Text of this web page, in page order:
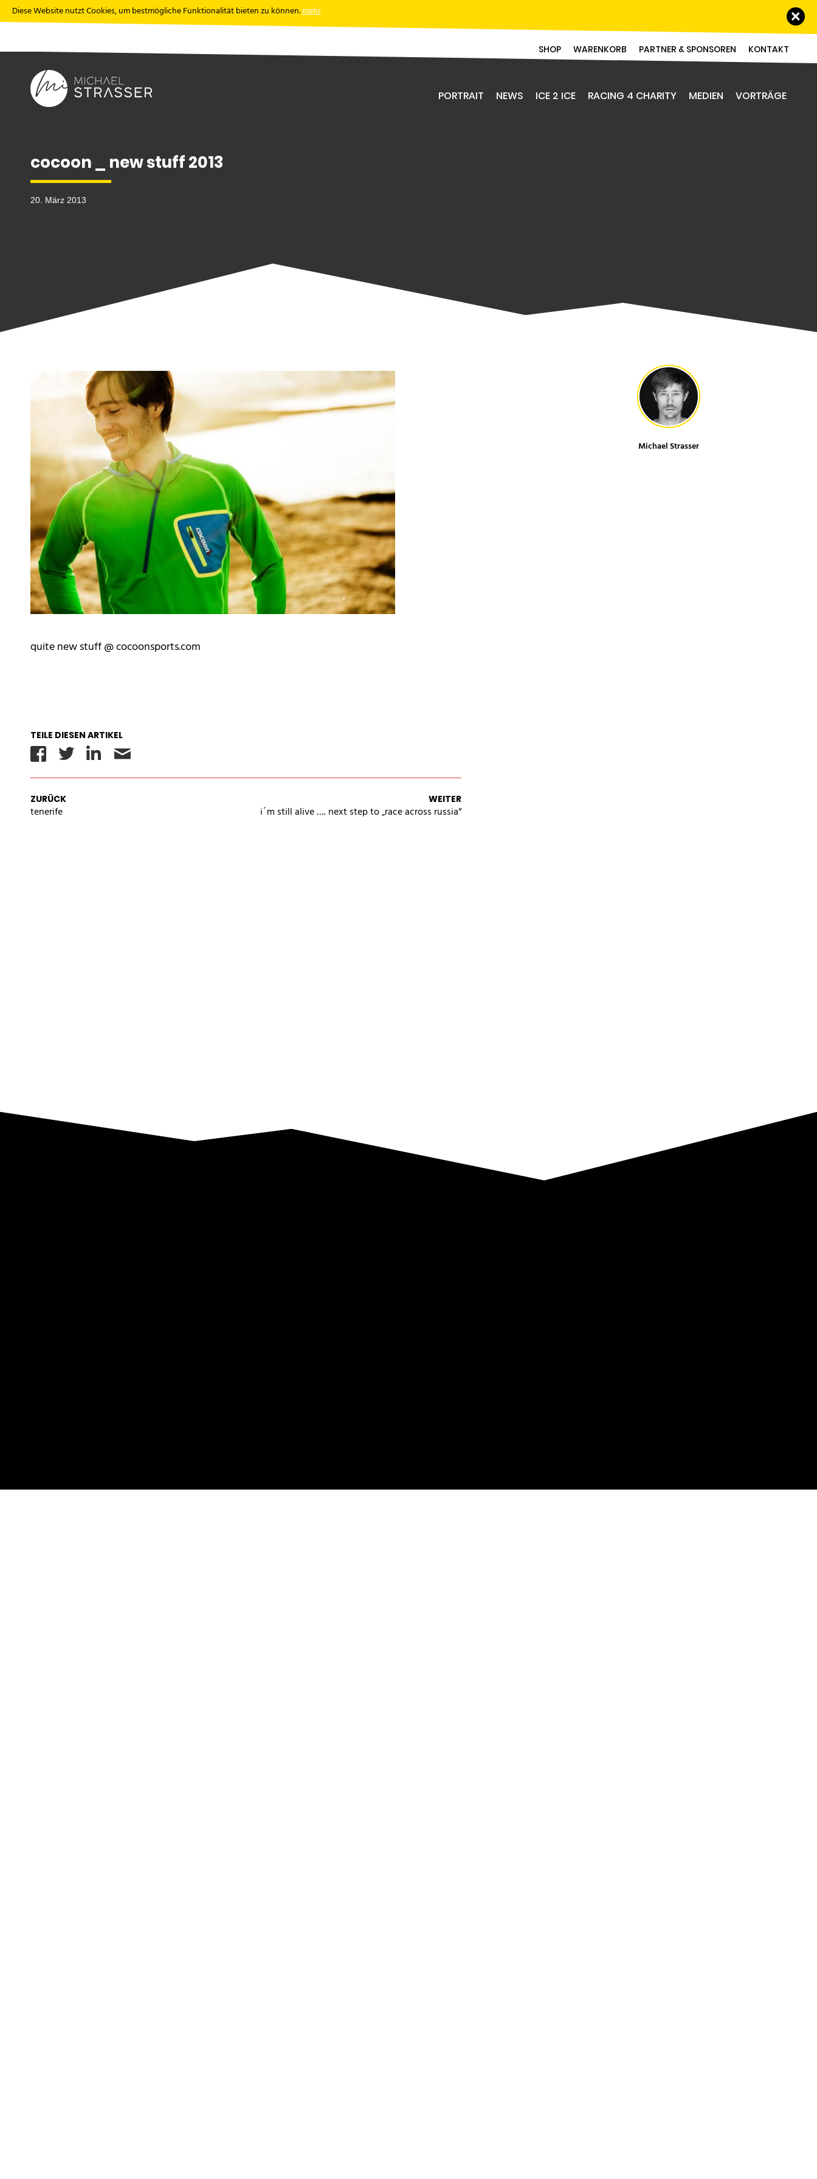
Diese Website nutzt Cookies, um bestmögliche Funktionalität bieten zu können.mehr
SHOP WARENKORB PARTNER & SPONSOREN KONTAKT
PORTRAIT NEWS ICE 2 ICE RACING 4 CHARITY MEDIEN VORTRÄGE
cocoon _ new stuff 2013
20. März 2013
quite new stuff @ cocoonsports.com
TEILE DIESEN ARTIKEL
Facebook
Twitter
Linkedin
ZURÜCK
tenerife
WEITER
i´m still alive …. next step to „race across russia“
Michael Strasser
instagramyoutube